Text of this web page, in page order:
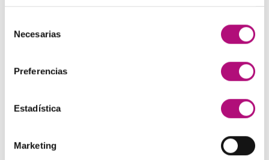
Necesarias
Preferencias
Estadística
Marketing
lista de
27,50€